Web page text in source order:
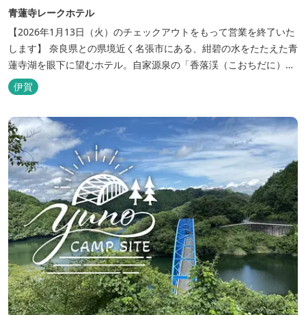
青蓮寺レークホテル
【2026年1月13日（火）のチェックアウトをもって営業を終了いた
します】 奈良県との県境近く名張市にある、紺碧の水をたたえた青
蓮寺湖を眼下に望むホテル。自家源泉の「香落渓（こおちだに）温
泉」は天然アルカリ泉。露天風呂から眺める湖は、遮るものがな
く、絶景と評判です。
伊賀